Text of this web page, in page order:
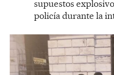
supuestos
policía durante la